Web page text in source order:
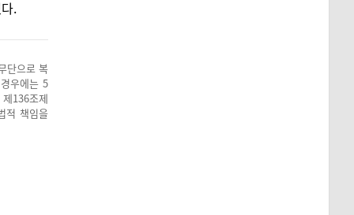
.
단으로 복
우에는 5
136조제
적 책임을